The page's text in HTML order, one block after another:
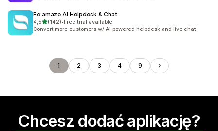
Re:amaze AI Helpdesk & Chat
4,5na 5 gwiazdek
(142)
Łączna liczba recenzji: 142
•Free trial available
Convert more customers w/ AI powered helpdesk and live chat
1 2 3 4 9
Chcesz dodać aplikację?